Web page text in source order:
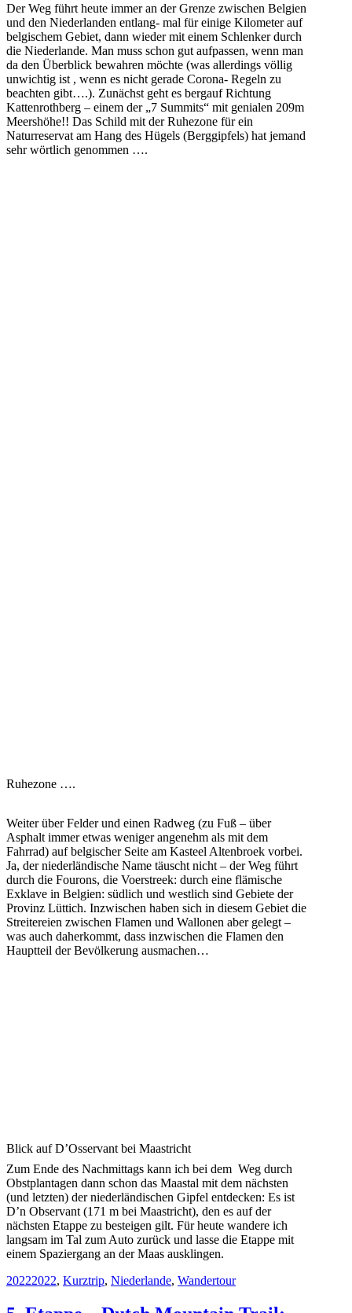
Der Weg führt heute immer an der Grenze zwischen Belgien
und den Niederlanden entlang- mal für einige Kilometer auf
belgischem Gebiet, dann wieder mit einem Schlenker durch
die Niederlande. Man muss schon gut aufpassen, wenn man
da den Überblick bewahren möchte (was allerdings völlig
unwichtig ist , wenn es nicht gerade Corona- Regeln zu
beachten gibt….). Zunächst geht es bergauf Richtung
Kattenrothberg – einem der „7 Summits“ mit genialen 209m
Meershöhe!! Das Schild mit der Ruhezone für ein
Naturreservat am Hang des Hügels (Berggipfels) hat jemand
sehr wörtlich genommen ….
Ruhezone ….
Weiter über Felder und einen Radweg (zu Fuß – über
Asphalt immer etwas weniger angenehm als mit dem
Fahrrad) auf belgischer Seite am Kasteel Altenbroek vorbei.
Ja, der niederländische Name täuscht nicht – der Weg führt
durch die Fourons, die Voerstreek: durch eine flämische
Exklave in Belgien: südlich und westlich sind Gebiete der
Provinz Lüttich. Inzwischen haben sich in diesem Gebiet die
Streitereien zwischen Flamen und Wallonen aber gelegt –
was auch daherkommt, dass inzwischen die Flamen den
Hauptteil der Bevölkerung ausmachen…
Blick auf D’Osservant bei Maastricht
Zum Ende des Nachmittags kann ich bei dem Weg durch
Obstplantagen dann schon das Maastal mit dem nächsten
(und letzten) der niederländischen Gipfel entdecken: Es ist
D’n Observant (171 m bei Maastricht), den es auf der
nächsten Etappe zu besteigen gilt. Für heute wandere ich
langsam im Tal zum Auto zurück und lasse die Etappe mit
einem Spaziergang an der Maas ausklingen.
Kategorien
2022Schlagwörter
2022, Kurztrip, Niederlande, Wandertour